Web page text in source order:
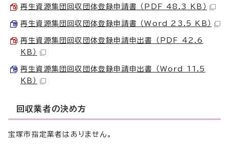
再生資源集団回収団体登録申請書 （PDF 48.3 KB）
再生資源集団回収団体登録申請書 （Word 23.5 KB）
再生資源集団回収団体登録申請申出書 （PDF 42.6
KB）
再生資源集団回収団体登録申請申出書 （Word 11.5
KB）
回収業者の決め方
宝塚市指定業者はありません。